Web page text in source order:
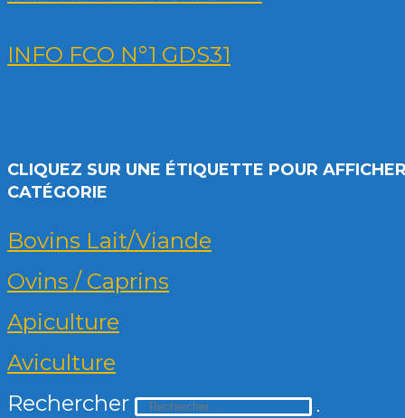
INFO FCO N°1 GDS31
CLIQUEZ SUR UNE ÉTIQUETTE POUR
CATÉGORIE
Bovins Lait/Viande
Ovins / Caprins
Apiculture
Aviculture
Rechercher